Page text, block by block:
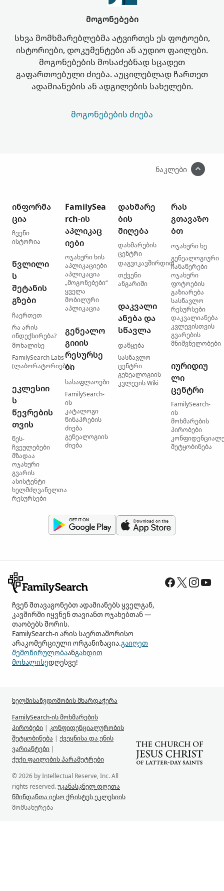
მოგონებები
სხვა მომხმარებლებმა ატვირთეს ეს ფოტოები,
ისტორიები, დოკუმენტები ან აუდიო ფაილები.
მოგონებების მოსაძებნად სცადეთ
გაფართოებული ძიება. აუცილებლად ჩართეთ
ადამიანების ან ადგილების სახელები.
ᲛᲝᲒᲝᲜᲔᲑᲔᲑᲘᲡ ᲫᲘᲔᲑᲐ
ნაკლები
ინფორმა
ცია
ჩვენი
ისტორია
წვლილი
ს
შეტანის
გზები
ჩაერთეთ
რა არის
ინდექსირება?
მოხალისე
FamilySearch Labs
(ლაბორატორიები)
ეკლესიი
ს
წევრების
თვის
წეს-
ჩვეულებები
მზადაა
ოჯახური
გვარის
ასისტენტი
ხელმძღვანელთა
რესურსები
FamilySea
rch-ის
აპლიკაც
იები
ოჯახური ხის
აპლიკაციები
აპლიკაცია
„მოგონებები“
ყველა
მობილური
აპლიკაცია
გენეალო
გიიის
რესურსე
ბი
სასაფლაოები
FamilySearch-
ის
კატალოგი
წინაპრების
ძიება
გენეალოგიის
ძიება
დახმარე
ბის
მიღება
დახმარების
ცენტრი
დაგვიკავშირდით
თქვენი
ანგარიში
დაკვალი
ანება და
სწავლა
დაწყება
სასწავლო
ცენტრი
გენეალოგიის
კვლევის Wiki
რას
გთავაზო
ბთ
ოჯახური ხე
გენეალოგიური
ჩანაწერები
ოჯახური
ფოტოების
გაზიარება
სასწავლო
რესურსები
დაკვალიანება
კვლევისთვის
გვარების
მნიშვნელობები
იურიდიუ
ლი
ცენტრი
FamilySearch-
ის
მოხმარების
პირობები
შეტყობინება
ჩვენ შთავაგონებთ ადამიანებს ყველგან,
კავშირში იყვნენ თავიანთ ოჯახებთან —
თაობებს შორის.
FamilySearch-ი არის საერთაშორისო
არაკომერციული ორგანიზაცია.გაიღეთ
შემოწირულობაანგახდით
მოხალისედღესვე!
ხელმისაწვდომობის მხარდაჭერა
FamilySearch-ის მოხმარების
პირობები | კონფიდენციალურობის
შეტყობინება | ქვეყნისა და ენის
ვარიანტები |
ქუქი ფაილების პარამეტრები
© 2026 by Intellectual Reserve, Inc. All
rights reserved.უკანასკნელ დღეთა
წმინდანთა იესო ქრისტეს ეკლესიის
მომსახურება